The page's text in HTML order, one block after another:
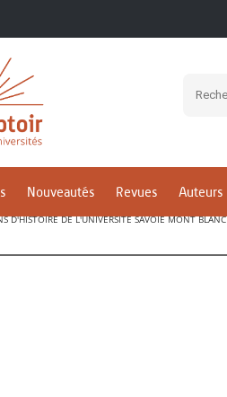
Nouveautés Revues Auteurs
D'HISTOIRE DE L'UNIVERSITÉ SAVOIE MONT BLANC